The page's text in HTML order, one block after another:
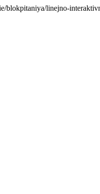
blokpitaniya/linejno-